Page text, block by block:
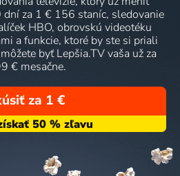
dní za 1 € 156 staníc, sledovanie
HBO, obrovskú videotéku
a funkcie, ktoré by ste si priali
byť Lepšia.TV vaša už za
€ mesačne.
za 1 €